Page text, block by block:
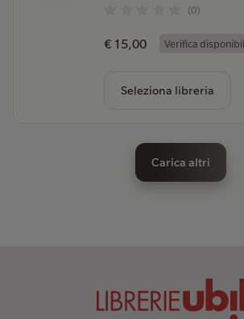
(0)
€ 15,00 Verifica
Seleziona libreria
Carica altri